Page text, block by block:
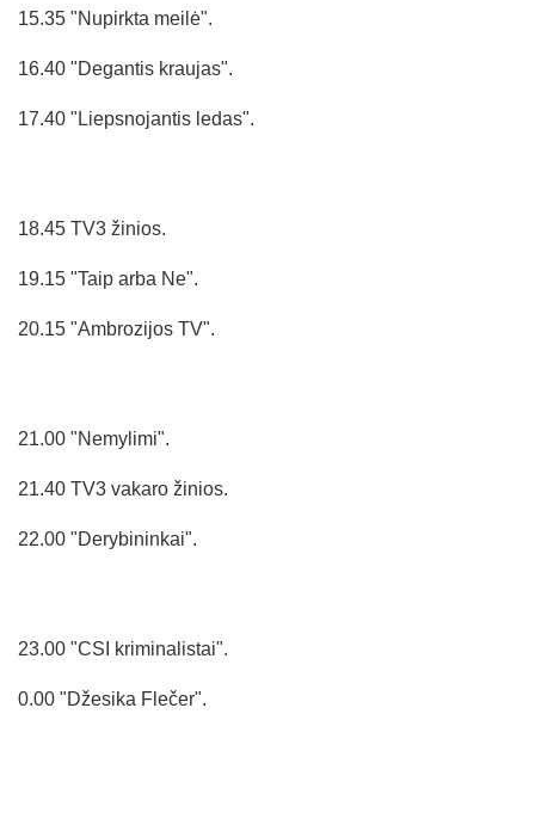
15.35 "Nupirkta meilė".
16.40 "Degantis kraujas".
17.40 "Liepsnojantis ledas".
18.45 TV3 žinios.
19.15 "Taip arba Ne".
20.15 "Ambrozijos TV".
21.00 "Nemylimi".
21.40 TV3 vakaro žinios.
22.00 "Derybininkai".
23.00 "CSI kriminalistai".
0.00 "Džesika Flečer".